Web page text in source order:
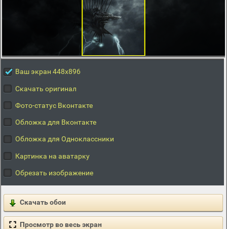
Ваш экран 448x896
Скачать оригинал
Фото-статус Вконтакте
Обложка для Вконтакте
Обложка для Одноклассники
Картинка на аватарку
Обрезать изображение
Скачать обои
Просмотр во весь экран